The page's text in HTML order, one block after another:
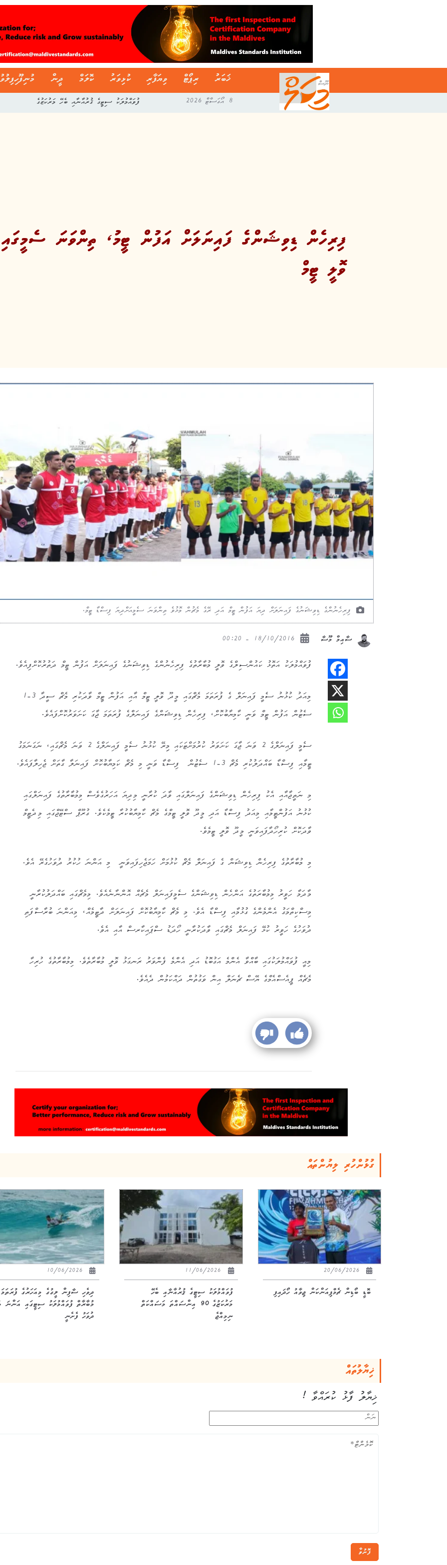
ޚަބަރު ރިޕޯޓް ވިޔަފާރި ކުޅިވަރު ކޮލަމް ދީން
8 އޯގަސްޓް 2026 ދިވެހި ސާފިން ލީގުގެ މިއަހަރުގެ ފުރަތަމަ
ފިރިހެން ޑިވިޝަންގެ ފައިނަލަށް އަފުން ޓީމު, ތިންވަނަ
ވޮލީ ޓީމް
ފިރިހެނުންގެ ޑިވިޝަނުގެ ފައިނަލަށް ދިޔަ އަފުން ޓީމް އަދި ރޭގެ މެޗުން މޮޅުވެ ތިންވަނަ ސެމީއަށްދިޔަ ފިސްޑާ ޓީމް.
ސާއިމް މޫސާ
ފުވައްމުލަކު އަތޮޅު ކައުންސިލްގެ ވޮލީ މުބާރާތުގެ ފިރިހެނުންގެ ޑިވިޝަނުގެ ފައިނަލަށް އަފުން ޓީމް ދަތުރުކޮށްފިއެވެ.
މިއަދު ކުޅުނު ސެމީ ފައިނަލް ގެ ފުރަތަމަ މެޗްގައި މީދޫ ވޮލީ ޓީމް އާއި އަފުން ޓީމް ވާދަކުރި މެޗް ސީދާ 3-1
ސެޓުން އަފުން ޓީމް ވަނީ ކާމިޔާބުކޮށް، ފިރިހެން ޑިވިޝަންގެ ފައިނަލްގެ ފުރަތަމަ ޖާގަ ކަށަވަރުކޮށްފައެވެ.
ސެމީ ފައިނަލްގެ 2 ވަނަ ޖާގަ ކަށަވަރު ކުރުމަށްޓަކައި މިިރޭ ކުޅުނު ސެމީ ފައިނަލްގެ 2 ވަނަ މެޗްގައި، ނަގަނަމަގު
ޓީމާއި ފިސްޑާ ބައްދަލުކުރި މެޗް 3-1 ސެޓުން ފިސްޑާ ވަނީ މި މެޗް ކަމިޔާބުކޮށް ފައިނަލާ ގާތަށް ޖެހިލާފައެވެ.
މި ނަތީޖާއާއި އެކު ފިރިހެން ޑިވިޝަންގެ ފައިނަލްގައި ވާދަ ކުރާނީ މިދިޔަ އަހަރުގެވެސް މިމުބާރާތުގެ ފައިނަލްގައި
ކުޅުނު އަފުންޓީމާއި މިއަދު ފިސްޑާ އަދި މީދޫ ވޮލީ ޓީމްގެ މެޗް ކާމިޔާބުކުރާ ޓީމެކެވެ. ގުރޫޕް ސްޓޭޖްގައި މިދެޓީމް
ވާދަކޮށް ކުރިހޯދާފައިވަނީ މީދޫ ވޮލީ ޓީމެވެ.
މި މުބާރާތުގެ ފިރިހެން ޑިވިޝަން ގެ ފައިނަލް މެޗް ކުޅުމަށް ހަމަޖެހިފައިވަނީ މި އަންނަ ހުކުރު ދުވަހުގެރޭ އެވެ.
މާދަމާ ހަވީރު މިމުބާރަތުގެ އަންހެން ޑިވިޝަންގެ ސެމީފައިނަލް މެޗެއް އޮންނާނެއެވެ. މިމެޗްގައި ބައްދަލުކުރާނީ
މިސްކިތްމަގު އެންމެންގެ ގުޅުމާއި ފިސްޑާ އެވެ. މި މެޗް ކާމިޔާބުކޮށް ފައިނަލަށް ދާޓީމެއް، މިއަންނަ ބުރާސްފަތި
ދުވަހުގެ ހަވީރު ކުޅޭ ފައިނަލް މެޗްގައި ވާދަކުރާނީ ހޯދަޑު ސްޕައިކާރސް އާއި އެވެ.
މިއީ ފުވައްމުލަކުގައި ބާއްވާ އެންމެ އަގުބޮޑު އަދި އެންމެ ފެންވަރު ރަނގަޅު ވޮލީ މުބާރާތެވެ. މިމުބާރާތުގެ ހުރިހާ
މެޗެއް ޕީއެސްއެމްގެ ޔޭސް ޗެނަލް އިން ވަގުތުން ދައްކަމުން ދެއެވެ.
ގުޅުންހުރި ލިޔުންތައް
20/06/2026
ބޮޑީ ބޯޑިން ޗެމްޕިއަންކަން ޖިވާއު ހޯދައިފި
ފުވައްމުލަކު ސިޓީގެ ޤުރުއާނާއި ބެހޭ
މަރުކަޒުގެ 90 އިންސައްތަ މަސައްކަތް
ނިމިއްޖެ
10/06/2026
ދިވެހި ސާފިން ލީގުގެ މިއަހަރުގެ ފުރަތަމަ
މުބާރާތް ފުވައްމުލަކު ސިޓީގައި އަންނަ
ދުވަހު ފެށެނީ
ޚިޔާލުތައް
ޚިޔާލު ފާޅު ކުރައްވާ !
ފޮނުވާ